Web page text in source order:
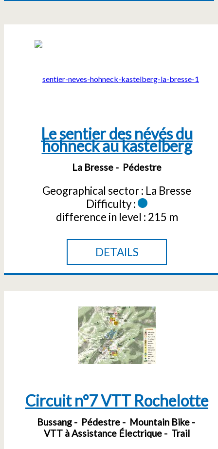
Le sentier des névés du
hohneck au kastelberg
La Bresse Pédestre
Geographical sector : La Bresse
Difficulty :
difference in level : 215 m
DETAILS
Circuit n°7 VTT Rochelotte
Bussang Pédestre
Mountain Bike
VTT à Assistance Électrique
Trail